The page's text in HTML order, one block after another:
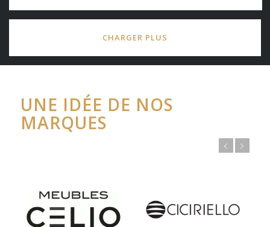
initial
actuel
est :
CHARGER PLUS
UNE IDÉE DE NOS
MARQUES